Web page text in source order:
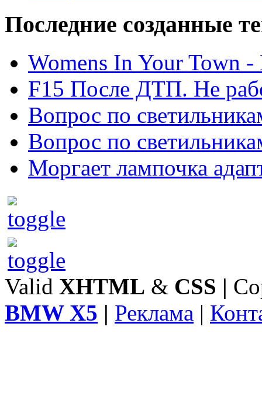
Последние созданные
Womens In Your Town
F15 После ДТП. Не
Вопрос по
Вопрос по
Моргает лампочка
Valid XHTML & CSS |
BMW X5 | Реклама |